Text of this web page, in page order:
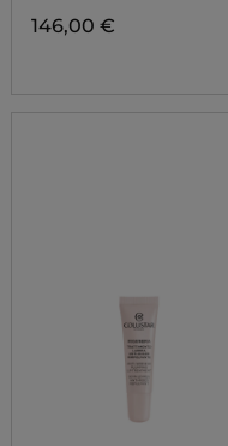
146,00 €